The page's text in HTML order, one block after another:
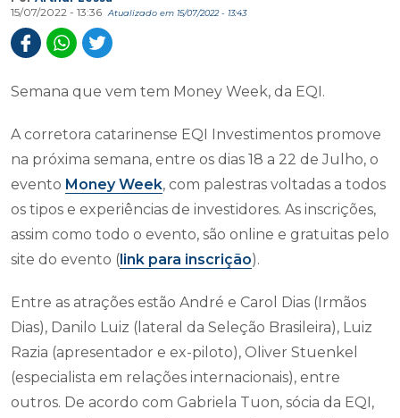
15/07/2022 - 13:36
Atualizado em 15/07/2022 - 13:43
Semana que vem tem Money Week, da EQI.
A corretora catarinense EQI Investimentos promove
na próxima semana, entre os dias 18 a 22 de Julho, o
evento Money Week, com palestras voltadas a todos
os tipos e experiências de investidores. As inscrições,
assim como todo o evento, são online e gratuitas pelo
site do evento (link para inscrição).
Entre as atrações estão André e Carol Dias (Irmãos
Dias), Danilo Luiz (lateral da Seleção Brasileira), Luiz
Razia (apresentador e ex-piloto), Oliver Stuenkel
(especialista em relações internacionais), entre
outros. De acordo com Gabriela Tuon, sócia da EQI,